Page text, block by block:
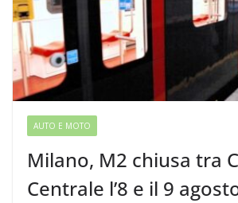
AUTO E MOTO
Milano, M2 chiusa tra
Centrale l’8 e il 9